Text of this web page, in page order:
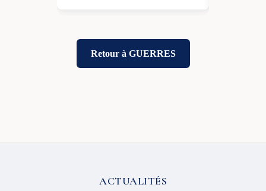
Retour à GUERRES
ACTUALITÉS